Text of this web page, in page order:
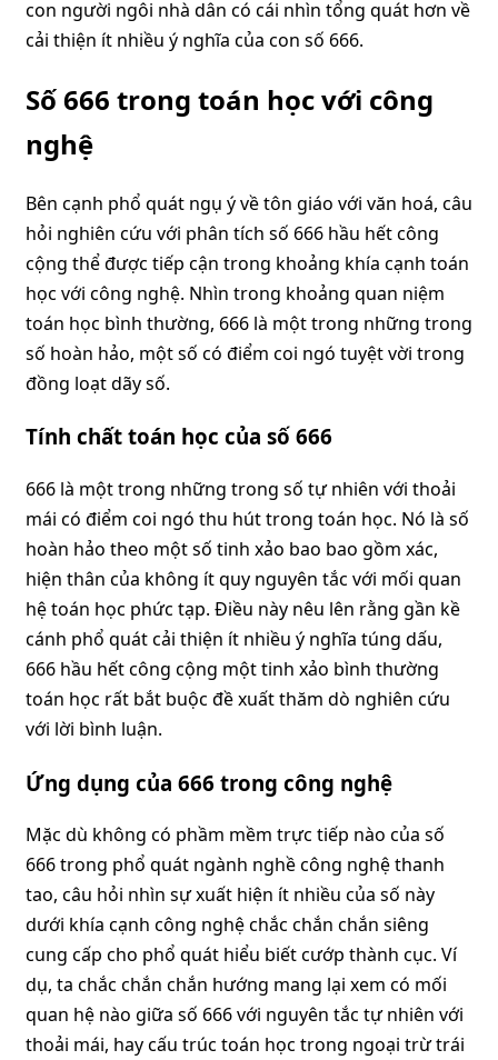
con người ngôi nhà dân có cái nhìn tổng quát hơn về
cải thiện ít nhiều ý nghĩa của con số 666.
Số 666 trong toán học với công
nghệ
Bên cạnh phổ quát ngụ ý về tôn giáo với văn hoá, câu
hỏi nghiên cứu với phân tích số 666 hầu hết công
cộng thể được tiếp cận trong khoảng khía cạnh toán
học với công nghệ. Nhìn trong khoảng quan niệm
toán học bình thường, 666 là một trong những trong
số hoàn hảo, một số có điểm coi ngó tuyệt vời trong
đồng loạt dãy số.
Tính chất toán học của số 666
666 là một trong những trong số tự nhiên với thoải
mái có điểm coi ngó thu hút trong toán học. Nó là số
hoàn hảo theo một số tinh xảo bao bao gồm xác,
hiện thân của không ít quy nguyên tắc với mối quan
hệ toán học phức tạp. Điều này nêu lên rằng gần kề
cánh phổ quát cải thiện ít nhiều ý nghĩa túng dấu,
666 hầu hết công cộng một tinh xảo bình thường
toán học rất bắt buộc đề xuất thăm dò nghiên cứu
với lời bình luận.
Ứng dụng của 666 trong công nghệ
Mặc dù không có phầm mềm trực tiếp nào của số
666 trong phổ quát ngành nghề công nghệ thanh
tao, câu hỏi nhìn sự xuất hiện ít nhiều của số này
dưới khía cạnh công nghệ chắc chắn chắn siêng
cung cấp cho phổ quát hiểu biết cướp thành cục. Ví
dụ, ta chắc chắn chắn hướng mang lại xem có mối
quan hệ nào giữa số 666 với nguyên tắc tự nhiên với
thoải mái, hay cấu trúc toán học trong ngoại trừ trái